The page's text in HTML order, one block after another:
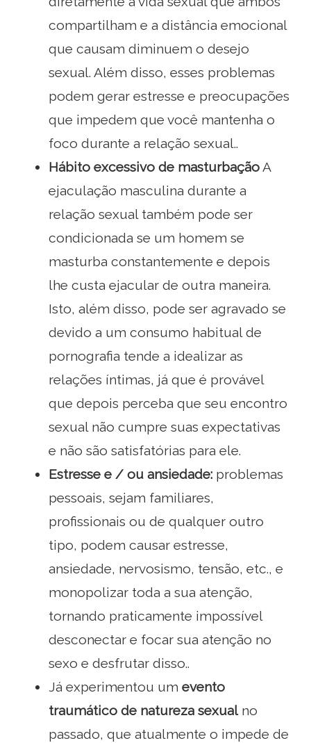
compartilham e a distância emocional
que causam diminuem o desejo
sexual. Além disso, esses problemas
podem gerar estresse e preocupações
que impedem que você mantenha o
foco durante a relação sexual..
Hábito excessivo de masturbaçãoA
ejaculação masculina durante a
relação sexual também pode ser
condicionada se um homem se
masturba constantemente e depois
lhe custa ejacular de outra maneira.
Isto, além disso, pode ser agravado se
devido a um consumo habitual de
pornografia tende a idealizar as
relações íntimas, já que é provável
que depois perceba que seu encontro
sexual não cumpre suas expectativas
e não são satisfatórias para ele.
Estresse e / ou ansiedade: problemas
pessoais, sejam familiares,
profissionais ou de qualquer outro
tipo, podem causar estresse,
ansiedade, nervosismo, tensão, etc., e
monopolizar toda a sua atenção,
tornando praticamente impossível
desconectar e focar sua atenção no
sexo e desfrutar disso..
Já experimentou um evento
traumático de natureza sexualno
passado, que atualmente o impede de